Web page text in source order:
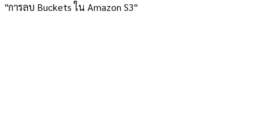
"การลบ Buckets ใน Amazon S3"